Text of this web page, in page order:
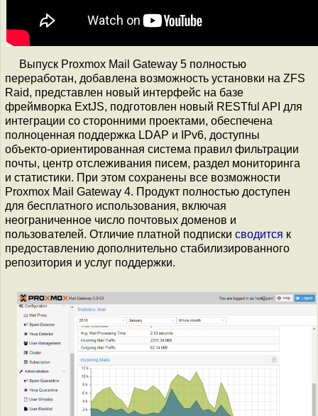
Выпуск Proxmox Mail Gateway 5 полностью
переработан, добавлена возможность установки на ZFS
Raid, представлен новый интерфейс на базе
фреймворка ExtJS, подготовлен новый RESTful API для
интеграции со сторонними проектами, обеспечена
полноценная поддержка LDAP и IPv6, доступны
объекто-ориентированная система правил фильтрации
почты, центр отслеживания писем, раздел мониторинга
и статистики. При этом сохранены все возможности
Proxmox Mail Gateway 4. Продукт полностью доступен
для бесплатного использования, включая
неограниченное число почтовых доменов и
пользователей. Отличие платной подписки сводится к
предоставлению дополнительно стабилизированного
репозитория и услуг поддержки.